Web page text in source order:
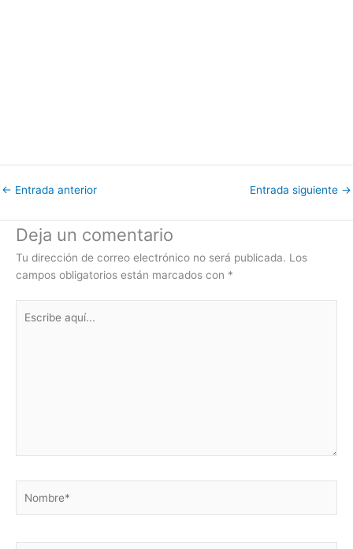
← Entrada anterior Entrada siguiente →
Deja un comentario
Tu dirección de correo electrónico no será publicada. Los
campos obligatorios están marcados con *
aquí...